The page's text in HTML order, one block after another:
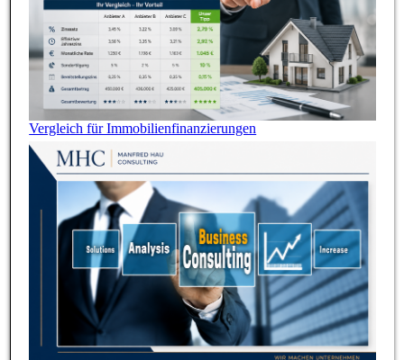
Vergleich für Immobilienfinanzierungen